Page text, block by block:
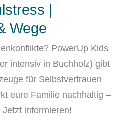
|
Wege
PowerUp Kids
intensiv in Buchholz) gibt
für Selbstvertrauen
eure Familie nachhaltig –
informieren!